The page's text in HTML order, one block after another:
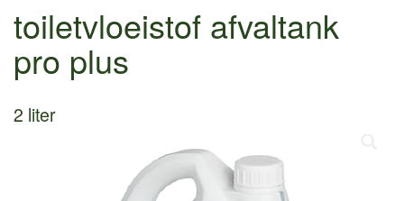
toiletvloeistof afvaltank
pro plus
2 liter